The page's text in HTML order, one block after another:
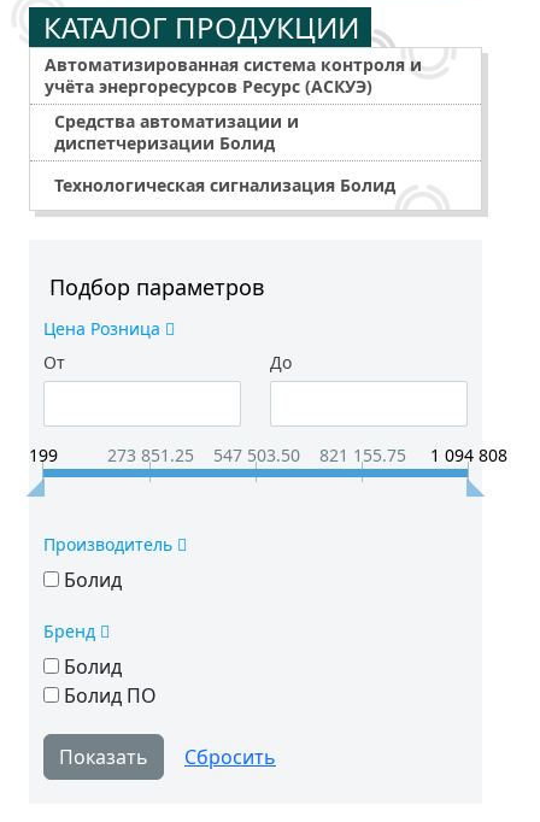
КАТАЛОГ ПРОДУКЦИИ
Автоматизированная система контроля и
учёта энергоресурсов Ресурс (АСКУЭ)
Средства автоматизации и
диспетчеризации Болид
Технологическая сигнализация Болид
Подбор параметров
Цена Розница
От
До
199 273 851.25 547 503.50 821 155.75 1 094 808
Производитель
Болид
Бренд
Болид
Болид ПО